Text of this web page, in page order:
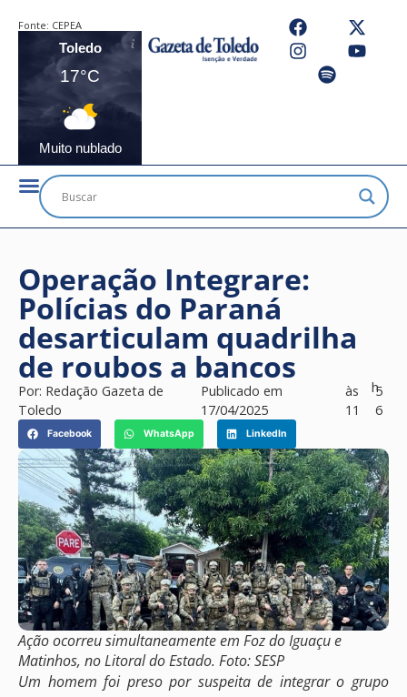
Fonte: CEPEA
Toledo
17°C
Muito nublado
Operação Integrare:
Polícias do Paraná
desarticulam quadrilha
de roubos a bancos
Por: Redação Gazeta de
Toledo
Publicado em
17/04/2025
às
11
h5
6
Facebook WhatsApp LinkedIn
Ação ocorreu simultaneamente em Foz do Iguaçu e
Matinhos, no Litoral do Estado. Foto: SESP
Um homem foi preso por suspeita de integrar o grupo